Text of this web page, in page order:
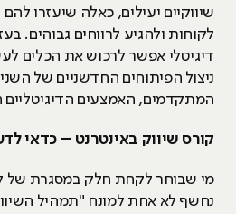
שיווקיים יעילים, כאלה שיעזרו
לקוחות ולהגיע לרווחים גבוהים.
דיגיטלי אפשר לרכוש את הכלים
ניצול הפיתוחים החדשניים של
המתקדמים, האמצעים הדיגיטליים
קורס שיווק באינטרנט – כדאי
מי שבוחר לקחת חלק במסגרת של
נחשף לא אחת למונח "תמהיל